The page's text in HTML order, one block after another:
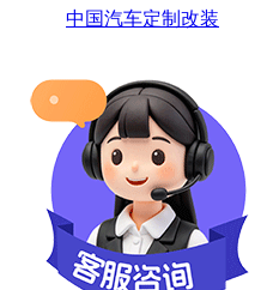
中国汽车定制改装